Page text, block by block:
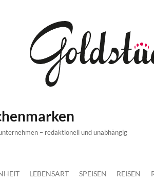
– redaktionell und unabhängig
LEBENSART SPEISEN REISEN